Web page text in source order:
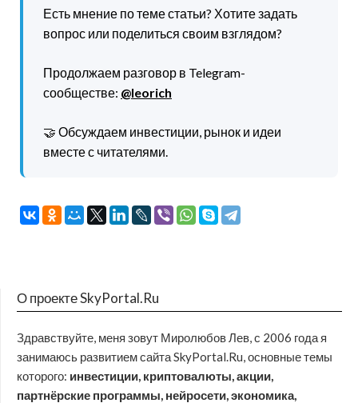
Есть мнение по теме статьи? Хотите задать
вопрос или поделиться своим взглядом?
Продолжаем разговор в Telegram-
сообществе: @leorich
🤝 Обсуждаем инвестиции, рынок и идеи
вместе с читателями.
О проекте SkyPortal.Ru
Здравствуйте, меня зовут Миролюбов Лев, с 2006 года я
занимаюсь развитием сайта SkyPortal.Ru, основные темы
которого: инвестиции, криптовалюты, акции,
партнёрские программы, нейросети, экономика,